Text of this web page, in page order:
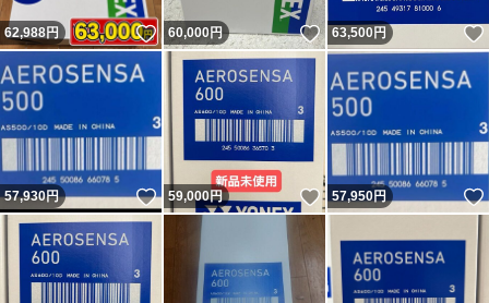
62,988円 いいね！
60,000円 いいね！
63,500円
57,930円 いいね！
59,000円 いいね！
57,950円